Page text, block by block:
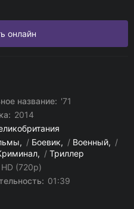
онлайн
название: '71
2014
/ Боевик / Военный
/
/ Триллер
HD (720p)
01:39